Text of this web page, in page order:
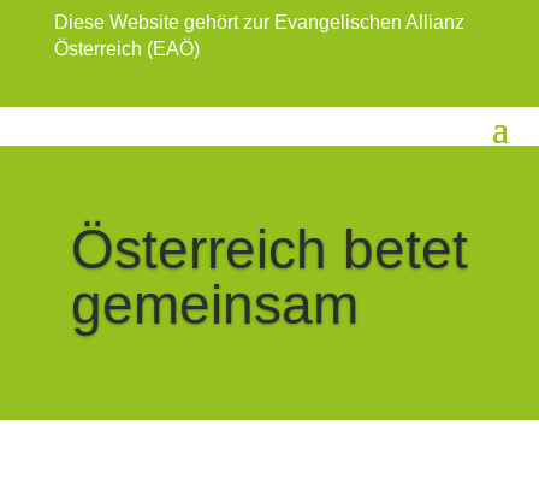
Diese Website gehört zur Evangelischen Allianz
Österreich (EAÖ)
Österreich betet
gemeinsam